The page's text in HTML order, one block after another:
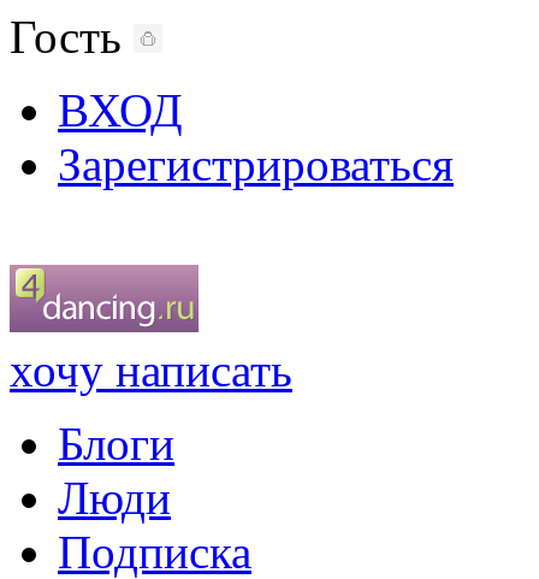
Гость
ВХОД
Зарегистрироваться
хочу написать
Блоги
Люди
Подписка